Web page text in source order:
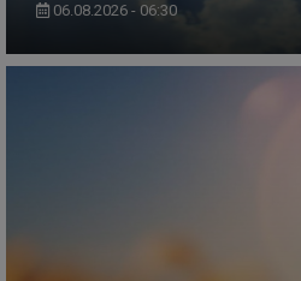
06.08.2026 - 06:30